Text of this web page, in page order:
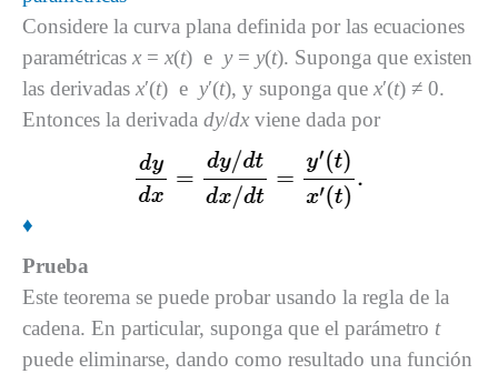
Considere la curva plana definida por las ecuaciones
paramétricas x= x(t) e y= y(t). Suponga que existen
las derivadas x′(t) e y′(t), y suponga que x′(t) ≠ 0.
Entonces la derivada dy/dxviene dada por
♦
Prueba
Este teorema se puede probar usando la regla de la
cadena. En particular, suponga que el parámetro t
puede eliminarse, dando como resultado una función